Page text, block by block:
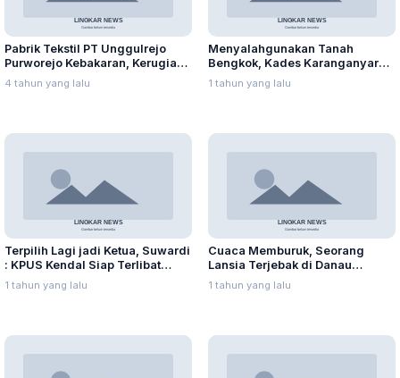
Pabrik Tekstil PT Unggulrejo
Purworejo Kebakaran, Kerugian
Capai Puluhan Juta Rupiah
4 tahun yang lalu
Menyalahgunakan Tanah
Bengkok, Kades Karanganyar
Ditangkap Kejari
1 tahun yang lalu
Terpilih Lagi jadi Ketua, Suwardi
: KPUS Kendal Siap Terlibat
Suplai Telur untuk MBG
1 tahun yang lalu
Cuaca Memburuk, Seorang
Lansia Terjebak di Danau
Rawapening Saat Mencari
Enceng Gondok
1 tahun yang lalu